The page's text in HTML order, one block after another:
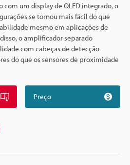
um display de OLED integrado, o
se tornou mais fácil do que
mesmo em aplicações de
o amplificador separado
com cabeças de detecção
do que os sensores de proximidade
Preço